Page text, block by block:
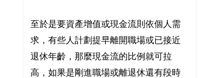
至於是要資產增值或現金流則依個人需
求，有些人計劃提早離開職場或已接近
退休年齡，那麼現金流的比例就可拉
高，如果是剛進職場或離退休還有段時